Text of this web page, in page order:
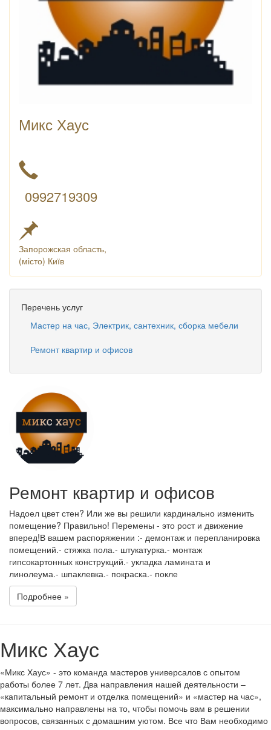
Микс Хаус
0992719309
Запорожская область,
(місто) Київ
Перечень услуг
Мастер на час, Электрик, сантехник, сборка мебели
Ремонт квартир и офисов
Ремонт квартир и офисов
Надоел цвет стен? Или же вы решили кардинально изменить
помещение? Правильно! Перемены - это рост и движение
вперед!В вашем распоряжении :- демонтаж и перепланировка
помещений.- стяжка пола.- штукатурка.- монтаж
гипсокартонных конструкций.- укладка ламината и
линолеума.- шпаклевка.- покраска.- покле
Подробнее »
Микс Хаус
«Микс Хаус» - это команда мастеров универсалов с опытом
работы более 7 лет. Два направления нашей деятельности –
«капитальный ремонт и отделка помещений» и «мастер на час»,
максимально направлены на то, чтобы помочь вам в решении
вопросов, связанных с домашним уютом. Все что Вам необходимо